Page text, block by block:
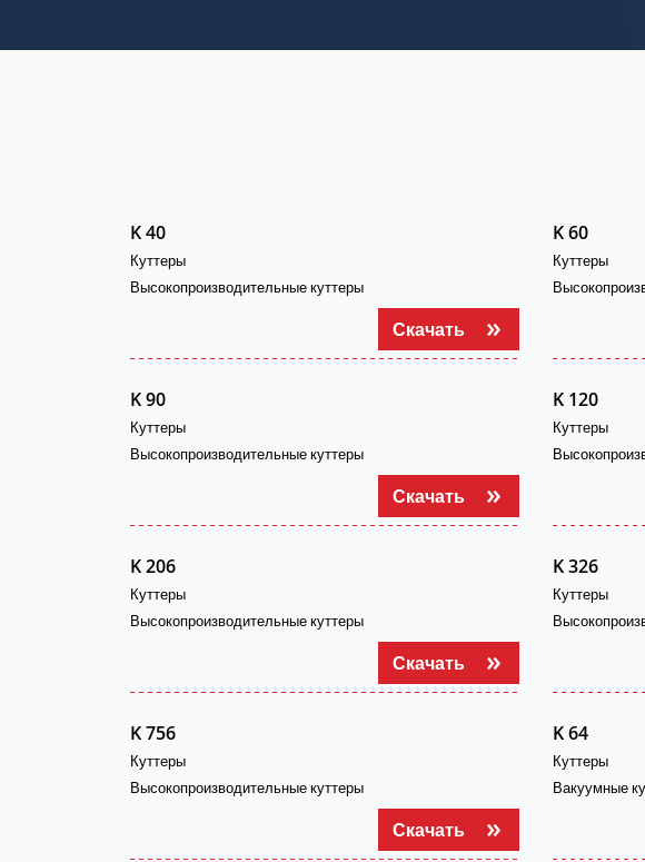
K 40
Куттеры
Высокопроизводительные куттеры
Скачать
K 60
Куттеры
K 90
Куттеры
Высокопроизводительные куттеры
Скачать
K 120
Куттеры
K 206
Куттеры
Высокопроизводительные куттеры
Скачать
K 326
Куттеры
K 756
Куттеры
Высокопроизводительные куттеры
Скачать
K 64
Куттеры
Вакуумные